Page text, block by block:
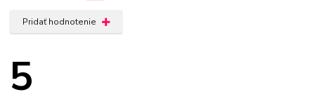
Pridať hodnotenie
5